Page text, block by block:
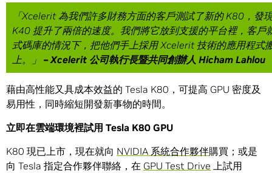
「Xcelerit為我們許多財務方面的客戶測試了新的K80 ，發
K40 提升了兩倍的速度。我們將它放到支援的平台裡，客戶
式碼庫的情況下，把他們手上採用Xcelerit 技術的應用程式
上。」 –Xcelerit 公司執行長暨共同創辦人 Hicham Lahlou
藉由高性能又具成本效益的 Tesla K80，可提高 GPU 密度及
易用性，同時縮短開發新事物的時間。
立即在雲端環境裡試用 Tesla K80 GPU
K80 現已上市，現在就向 NVIDIA 系統合作夥伴購買；或是
向 Tesla 指定合作夥伴聯絡，在 GPU Test Drive 上試用